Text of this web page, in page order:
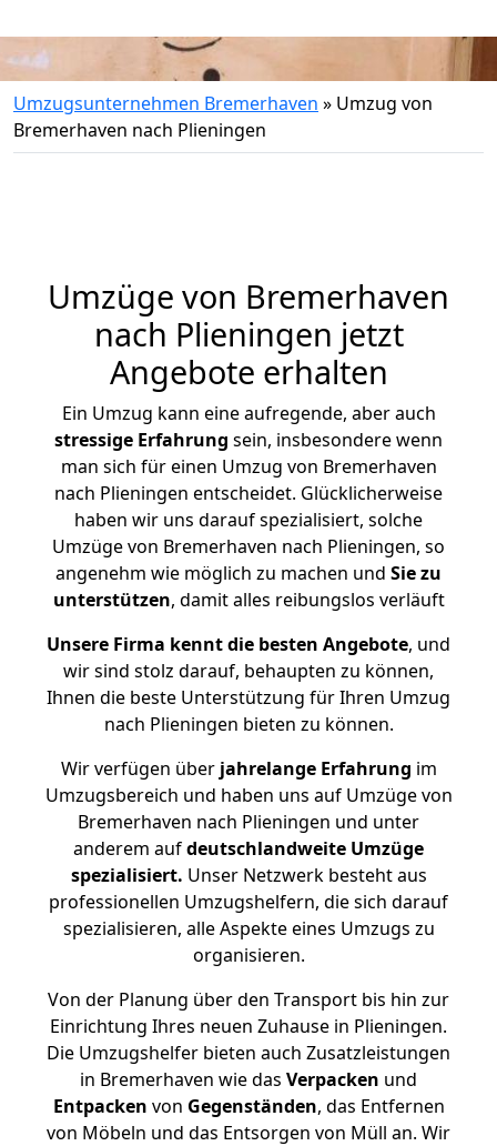
Umzugsunternehmen Bremerhaven » Umzug von
Bremerhaven nach Plieningen
Umzüge von Bremerhaven
nach Plieningen jetzt
Angebote erhalten
Ein Umzug kann eine aufregende, aber auch
stressige Erfahrung sein, insbesondere wenn
man sich für einen Umzug von Bremerhaven
nach Plieningen entscheidet. Glücklicherweise
haben wir uns darauf spezialisiert, solche
Umzüge von Bremerhaven nach Plieningen, so
angenehm wie möglich zu machen und Sie zu
unterstützen, damit alles reibungslos verläuft
Unsere Firma kennt die besten Angebote, und
wir sind stolz darauf, behaupten zu können,
Ihnen die beste Unterstützung für Ihren Umzug
nach Plieningen bieten zu können.
Wir verfügen überjahrelange Erfahrung im
Umzugsbereich und haben uns auf Umzüge von
Bremerhaven nach Plieningen und unter
anderem aufdeutschlandweite Umzüge
spezialisiert. Unser Netzwerk besteht aus
professionellen Umzugshelfern, die sich darauf
spezialisieren, alle Aspekte eines Umzugs zu
organisieren.
Von der Planung über den Transport bis hin zur
Einrichtung Ihres neuen Zuhause in Plieningen.
Die Umzugshelfer bieten auch Zusatzleistungen
in Bremerhaven wie das Verpacken und
Entpacken von Gegenständen, das Entfernen
von Möbeln und das Entsorgen von Müll an. Wir